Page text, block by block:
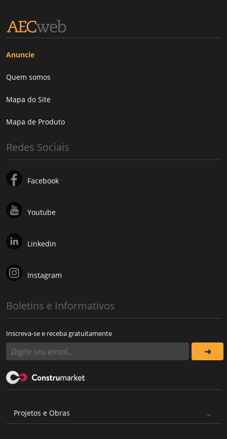
Anuncie
Quem somos
Mapa do Site
Mapa de Produto
Redes Sociais
Facebook
Youtube
Linkedin
Instagram
Boletins e Informativos
Inscreva-se e receba gratuitamente
Projetos e Obras